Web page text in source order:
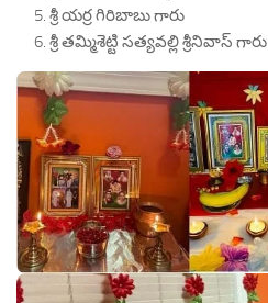
శ్రీ యర్ర గిరిబాబు గారు
శ్రీ తమ్మిశెట్టి సత్యవల్లి శ్రీనివాస్ గారు